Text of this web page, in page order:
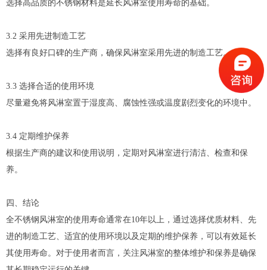
选择高品质的不锈钢材料是延长风淋室使用寿命的基础。
3.2 采用先进制造工艺
选择有良好口碑的生产商，确保风淋室采用先进的制造工艺。
3.3 选择合适的使用环境
尽量避免将风淋室置于湿度高、腐蚀性强或温度剧烈变化的环境中。
3.4 定期维护保养
根据生产商的建议和使用说明，定期对风淋室进行清洁、检查和保
养。
四、结论
全不锈钢风淋室的使用寿命通常在10年以上，通过选择优质材料、先
进的制造工艺、适宜的使用环境以及定期的维护保养，可以有效延长
其使用寿命。对于使用者而言，关注风淋室的整体维护和保养是确保